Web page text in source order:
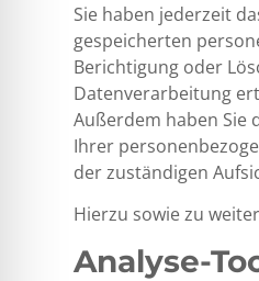
Sie haben jederzeit
gespeicherten
Berichtigung oder
Datenverarbeitung
Außerdem haben Sie
Ihrer
der zuständigen
Hierzu sowie zu
Analyse-